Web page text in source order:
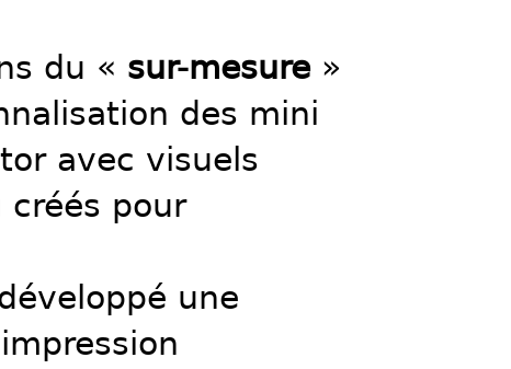
du « sur-mesure»
des mini
avec visuels
créés pour
une